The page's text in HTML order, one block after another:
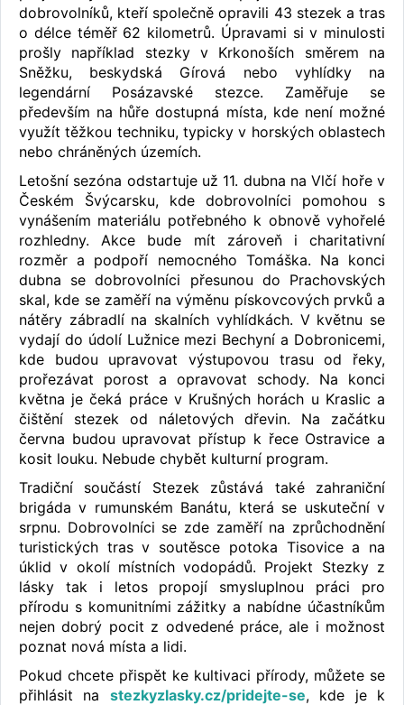
dobrovolníků, kteří společně opravili 43 stezek a tras
o délce téměř 62 kilometrů. Úpravami si v minulosti
prošly například stezky v Krkonoších směrem na
Sněžku, beskydská Gírová nebo vyhlídky na
legendární Posázavské stezce. Zaměřuje se
především na hůře dostupná místa, kde není možné
využít těžkou techniku, typicky v horských oblastech
nebo chráněných územích.
Letošní sezóna odstartuje už 11. dubna na Vlčí hoře v
Českém Švýcarsku, kde dobrovolníci pomohou s
vynášením materiálu potřebného k obnově vyhořelé
rozhledny. Akce bude mít zároveň i charitativní
rozměr a podpoří nemocného Tomáška. Na konci
dubna se dobrovolníci přesunou do Prachovských
skal, kde se zaměří na výměnu pískovcových prvků a
nátěry zábradlí na skalních vyhlídkách. V květnu se
vydají do údolí Lužnice mezi Bechyní a Dobronicemi,
kde budou upravovat výstupovou trasu od řeky,
prořezávat porost a opravovat schody. Na konci
května je čeká práce v Krušných horách u Kraslic a
čištění stezek od náletových dřevin. Na začátku
června budou upravovat přístup k řece Ostravice a
kosit louku. Nebude chybět kulturní program.
Tradiční součástí Stezek zůstává také zahraniční
brigáda v rumunském Banátu, která se uskuteční v
srpnu. Dobrovolníci se zde zaměří na zprůchodnění
turistických tras v soutěsce potoka Tisovice a na
úklid v okolí místních vodopádů. Projekt Stezky z
lásky tak i letos propojí smysluplnou práci pro
přírodu s komunitními zážitky a nabídne účastníkům
nejen dobrý pocit z odvedené práce, ale i možnost
poznat nová místa a lidi.
Pokud chcete přispět ke kultivaci přírody, můžete se
přihlásit na stezkyzlasky.cz/pridejte-se, kde je k